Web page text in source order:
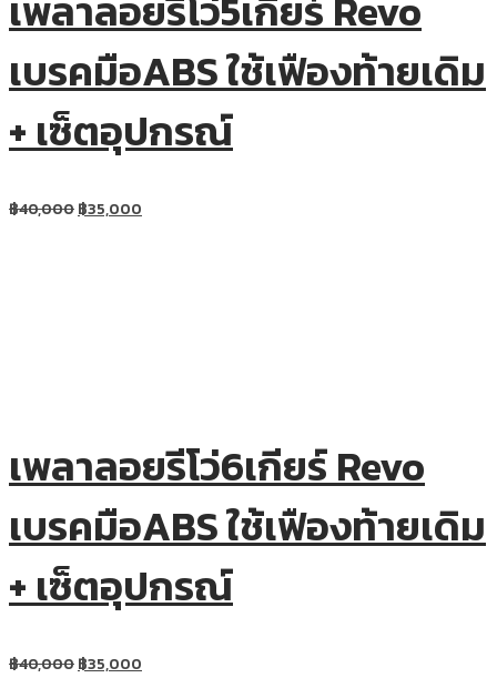
เบรคมือABS ใช้เฟืองท้ายเดิม
+ เซ็ตอุปกรณ์
฿40,000฿35,000
เพลาลอยรีโว่6เกียร์ Revo
เบรคมือABS ใช้เฟืองท้ายเดิม
+ เซ็ตอุปกรณ์
฿40,000฿35,000